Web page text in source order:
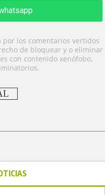
por los comentarios vertidos
de bloquear y o eliminar
con contenido xenófobo,